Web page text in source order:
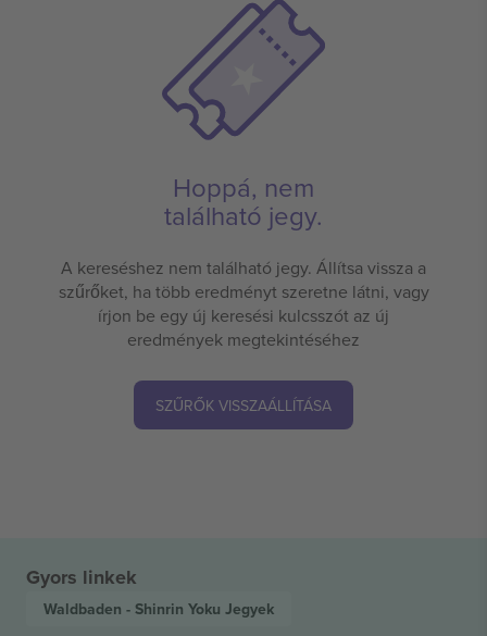
Hoppá, nem
található jegy.
A kereséshez nem található jegy. Állítsa vissza a
szűrőket, ha több eredményt szeretne látni, vagy
írjon be egy új keresési kulcsszót az új
eredmények megtekintéséhez
SZŰRŐK VISSZAÁLLÍTÁSA
Gyors linkek
Waldbaden - Shinrin Yoku Jegyek